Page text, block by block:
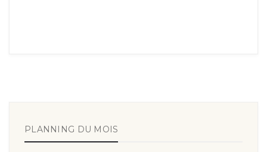
PLANNING DU MOIS